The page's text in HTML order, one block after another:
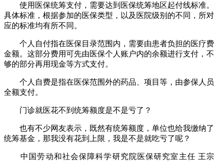
使用医保统筹支付，需要达到医保统筹地区起付线标准。
具体标准，根据参加的医保类型，以及医院级别的不同，所对
应的标准均有所不同。
个人自付指在医保目录范围内，需要由患者负担的医疗费
金额。这部分费用可先由医保个人账户内的余额进行支付，不
够的部分再用现金等方式支付。
个人自费是指在医保范围外的药品、项目等，由参保人员
全额支付。
门诊就医花不到统筹额度是不是亏了？
也有不少网友表示，既然有统筹额度，单位也给我缴纳了
统筹基金，那我没有花到上限，我是不是就吃亏了呢？
中国劳动和社会保障科学研究院医保研究室主任 王宗